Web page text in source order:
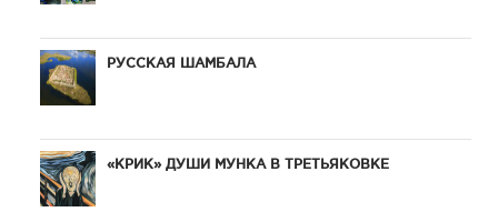
РУССКАЯ ШАМБАЛА
«КРИК» ДУШИ МУНКА В ТРЕТЬЯКОВКЕ